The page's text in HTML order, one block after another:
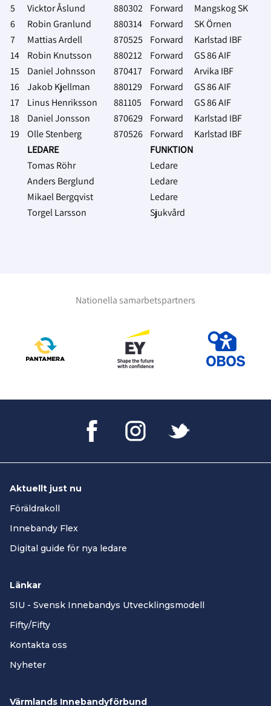
5
Vicktor Åslund 880302 Forward
Mangskog SK
6
Robin Granlund 880314 Forward
SK Örnen
7
Mattias Ardell 870525 Forward
Karlstad IBF
14
Robin Knutsson 880212 Forward
GS 86 AIF
15
Daniel Johnsson 870417 Forward
Arvika IBF
16
Jakob Kjellman 880129 Forward
GS 86 AIF
17
Linus Henriksson 881105 Forward
GS 86 AIF
18
Daniel Jonsson 870629 Forward
Karlstad IBF
19
Olle Stenberg 870526 Forward
Karlstad IBF
LEDARE
FUNKTION
Tomas Röhr
Ledare
Anders Berglund
Ledare
Mikael Bergqvist
Ledare
Torgel Larsson
Sjukvård
Nationella samarbetspartners
Aktuellt just nu
Föräldrakoll
Innebandy Flex
Digital guide för nya ledare
Länkar
SIU - Svensk Innebandys Utvecklingsmodell
Fifty/Fifty
Kontakta oss
Nyheter
Värmlands Innebandyförbund